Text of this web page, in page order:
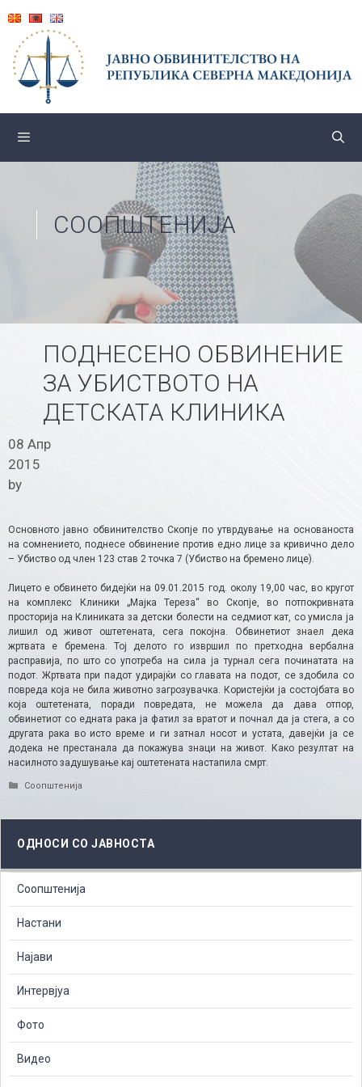
content
СООПШТЕНИЈА
ПОДНЕСЕНО ОБВИНЕНИЕ
ЗА УБИСТВОТО НА
ДЕТСКАТА КЛИНИКА
08 Апр
2015
by
Основното јавно обвинителство Скопје по утврдување на основаноста
на сомнението, поднесе обвинение против едно лице за кривично дело
– Убиство од член 123 став 2 точка 7 (Убиство на бремено лице).
Лицето е обвинето бидејќи на 09.01.2015 год. околу 19,00 час, во кругот
на комплекс Клиники „Мајка Тереза“ во Скопје, во потпокривната
просторија на Клиниката за детски болести на седмиот кат, со умисла ја
лишил од живот оштетената, сега покојна. Обвинетиот знаел дека
жртвата е бремена. Тој делото го извршил по претходна вербална
расправија, по што со употреба на сила ја турнал сега починатата на
подот. Жртвата при падот удирајќи со главата на подот, се здобила со
повреда која не била животно загрозувачка. Користејќи ја состојбата во
која оштетената, поради повредата, не можела да дава отпор,
обвинетиот со едната рака ја фатил за вратот и почнал да ја стега, а со
другата рака во исто време и ги затнал носот и устата, давејќи ја се
додека не престанала да покажува знаци на живот. Како резултат на
насилното задушување кај оштетената настапила смрт.
Categories
Соопштенија
ОДНОСИ СО ЈАВНОСТА
Соопштенија
Настани
Најави
Интервјуа
Фото
Видео